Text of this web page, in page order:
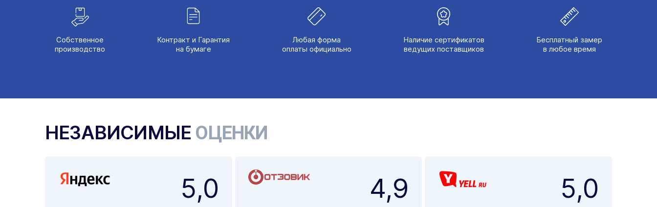
Собственное
производство
Контракт и Гарантия
на бумаге
Любая форма
оплаты официально
Наличие сертификатов
ведущих поставщиков
Бесплатный замер
в любое время
НЕЗАВИСИМЫЕ ОЦЕНКИ
5,0 4,9 5,0